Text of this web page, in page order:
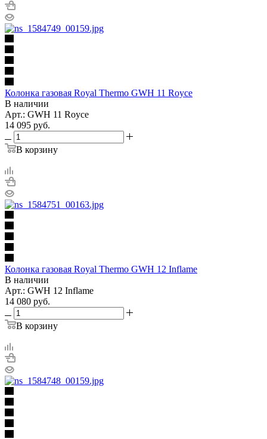
Колонка газовая Royal Thermo GWH 11 Royce
В наличии
Арт.: GWH 11 Royce
14 095 руб.
В корзину
Колонка газовая Royal Thermo GWH 12 Inflame
В наличии
Арт.: GWH 12 Inflame
14 080 руб.
В корзину